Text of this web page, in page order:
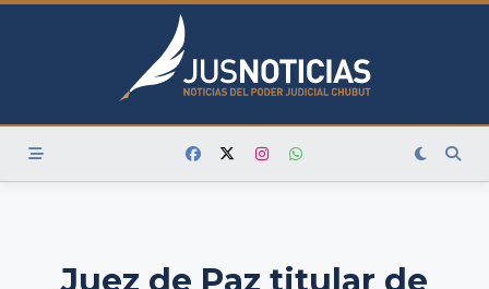
Skip
Juez de Paz titular de